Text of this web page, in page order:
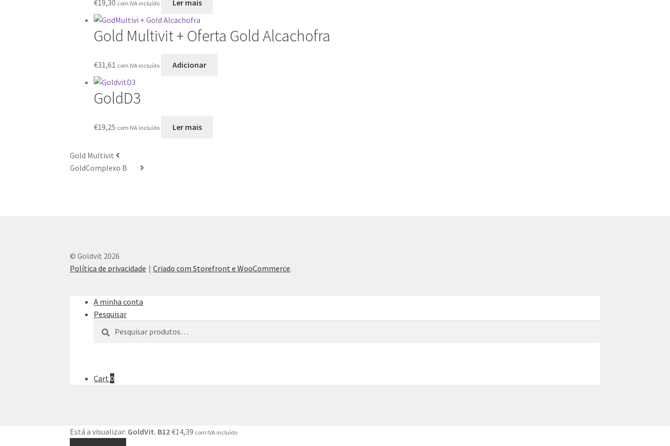
€19,30 com IVA incluído Ler mais
Gold Multivit + Oferta Gold Alcachofra
€31,61 com IVA incluído Adicionar
GoldD3
€19,25 com IVA incluído Ler mais
Gold Multivit
GoldComplexo B
© Goldvit 2026
Política de privacidade
Criado com Storefront e WooCommerce.
A minha conta
Pesquisar
por:
Cart0
Está a visualizar: GoldVit. B12€14,39 com IVA incluído